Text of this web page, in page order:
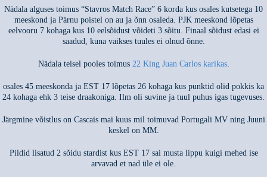
Nädala alguses toimus “Stavros Match Race” 6 korda kus osales kutsetega 10
meeskond ja Pärnu poistel on au ja õnn osaleda. PJK meeskond lõpetas
eelvooru 7 kohaga kus 10 eelsõidust võideti 3 sõitu. Finaal sõidust edasi ei
saadud, kuna vaikses tuules ei olnud õnne.
Nädala teisel pooles toimus 22 King Juan Carlos karikas.
osales 45 meeskonda ja EST 17 lõpetas 26 kohaga kus punktid olid pokkis ka
24 kohaga ehk 3 teise draakoniga. Ilm oli suvine ja tuul puhus igas tugevuses.
Järgmine võistlus on Cascais mai kuus mil toimuvad Portugali MV ning Juuni
keskel on MM.
Pildid lisatud 2 sõidu stardist kus EST 17 sai musta lippu kuigi mehed ise
arvavad et nad üle ei ole.